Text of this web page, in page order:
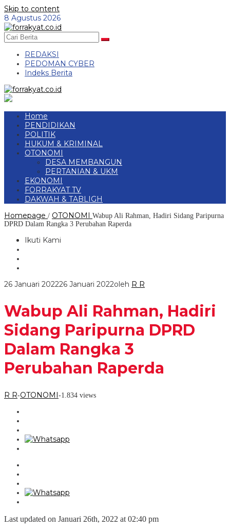
Skip to content
8 Agustus 2026
REDAKSI
PEDOMAN CYBER
Indeks Berita
Home
PENDIDIKAN
POLITIK
HUKUM & KRIMINAL
OTONOMI
DESA MEMBANGUN
PERTANIAN & UKM
EKONOMI
FORRAKYAT TV
DAKWAH & TABLIGH
Homepage / OTONOMI Wabup Ali Rahman, Hadiri Sidang Paripurna
DPRD Dalam Rangka 3 Perubahan Raperda
Ikuti Kami
26 Januari 202226 Januari 2022oleh R R
Wabup Ali Rahman, Hadiri
Sidang Paripurna DPRD
Dalam Rangka 3
Perubahan Raperda
R R-OTONOMI-1.834 views
Last updated on Januari 26th, 2022 at 02:40 pm